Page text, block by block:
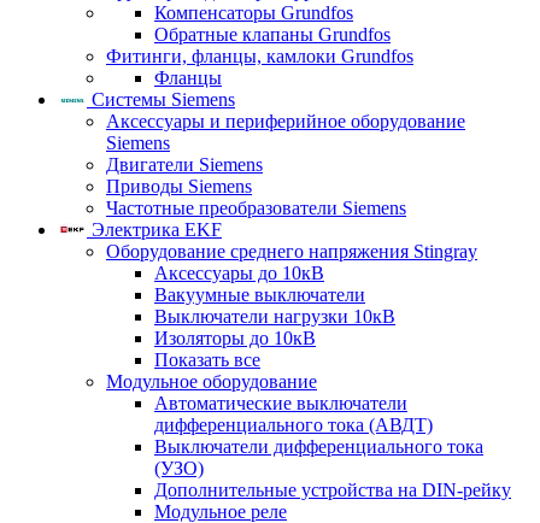
Компенсаторы Grundfos
Обратные клапаны Grundfos
Фитинги, фланцы, камлоки Grundfos
Фланцы
Системы Siemens
Аксессуары и периферийное оборудование
Siemens
Двигатели Siemens
Приводы Siemens
Частотные преобразователи Siemens
Электрика EKF
Оборудование среднего напряжения Stingray
Аксессуары до 10кВ
Вакуумные выключатели
Выключатели нагрузки 10кВ
Изоляторы до 10кВ
Показать все
Модульное оборудование
Автоматические выключатели
дифференциального тока (АВДТ)
Выключатели дифференциального тока
(УЗО)
Дополнительные устройства на DIN-рейку
Модульное реле